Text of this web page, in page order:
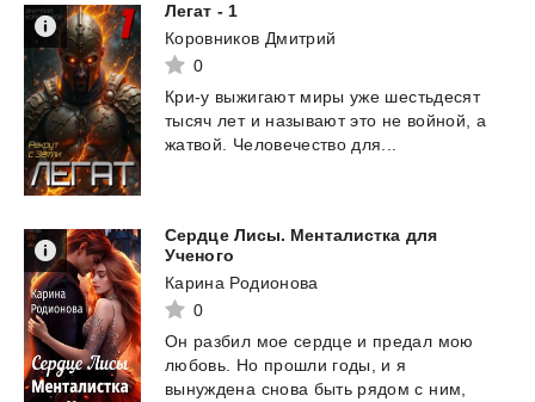
Легат - 1
Коровников Дмитрий
0
Кри-у выжигают миры уже шестьдесят
тысяч лет и называют это не войной,
а
жатвой.
Человечество для...
Сердце Лисы. Менталистка для
Ученого
Карина Родионова
0
Он разбил мое сердце и предал мою
любовь. Но прошли годы, и я
вынуждена снова быть рядом с ним,